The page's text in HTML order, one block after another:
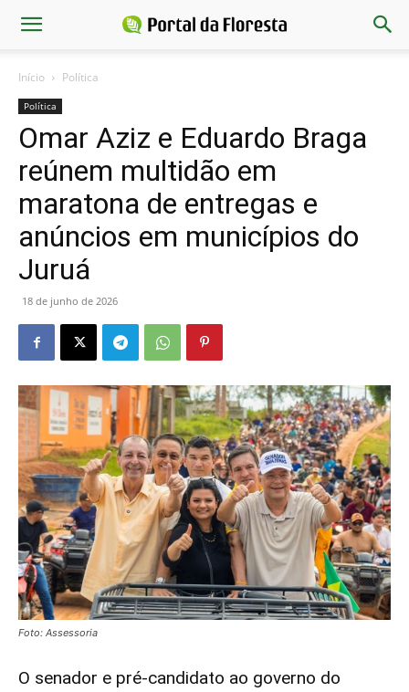
Início Política
Política
Omar Aziz e Eduardo Braga
reúnem multidão em
maratona de entregas e
anúncios em municípios do
Juruá
18 de junho de 2026
Foto: Assessoria
O senador e pré-candidato ao governo do